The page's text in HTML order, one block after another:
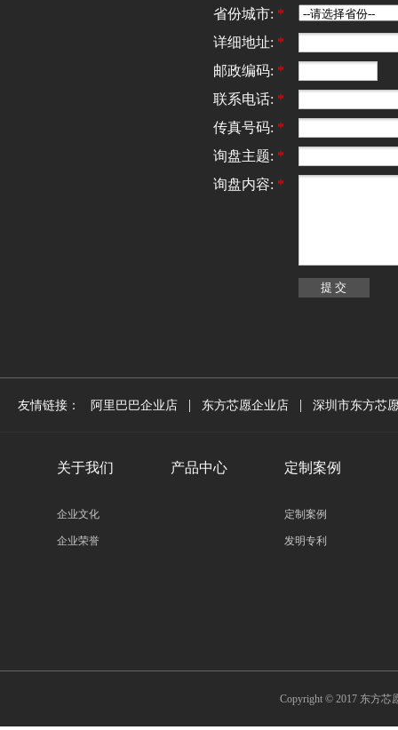
省份城市: *
详细地址: *
邮政编码: *
联系电话: *
传真号码: *
询盘主题: *
询盘内容: *
友情链接： 阿里巴巴企业店 | 东方芯愿企业店 | 深圳市东方芯
关于我们
企业文化
企业荣誉
产品中心 定制案例
定制案例
发明专利
Copyright © 2017 东方